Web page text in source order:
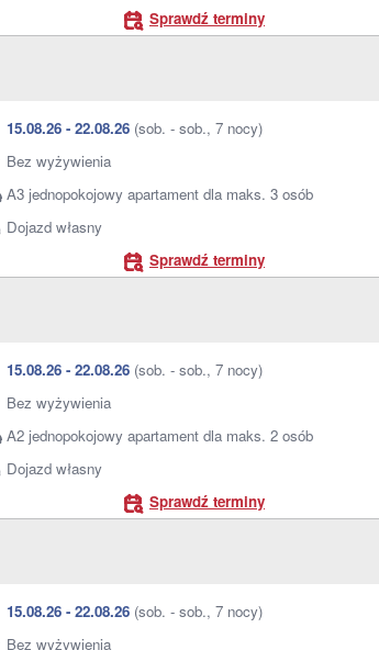
Sprawdź terminy
15.08.26 - 22.08.26 (sob. - sob., 7 nocy)
Bez wyżywienia
A3 jednopokojowy apartament dla maks. 3 osób
Dojazd własny
Sprawdź terminy
15.08.26 - 22.08.26 (sob. - sob., 7 nocy)
Bez wyżywienia
A2 jednopokojowy apartament dla maks. 2 osób
Dojazd własny
Sprawdź terminy
15.08.26 - 22.08.26 (sob. - sob., 7 nocy)
Bez wyżywienia